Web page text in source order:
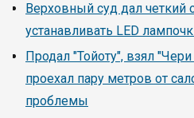
Верховный суд дал
устанавливать LED
Продал "Тойоту", взял
проехал пару метров от
проблемы